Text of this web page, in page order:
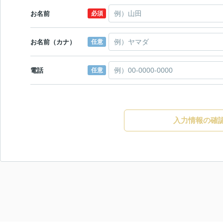
お名前 必須
お名前（カナ） 任意
電話 任意
入力情報の確